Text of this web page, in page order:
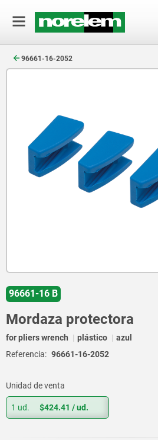
96661-16-2052
96661-16 B
Mordaza protectora
for pliers wrench plástico
azul
Referencia: 96661-16-2052
Unidad de venta
1 ud. $424.41 / ud.